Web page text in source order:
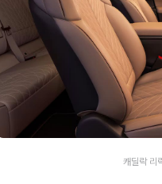
캐딜락 리